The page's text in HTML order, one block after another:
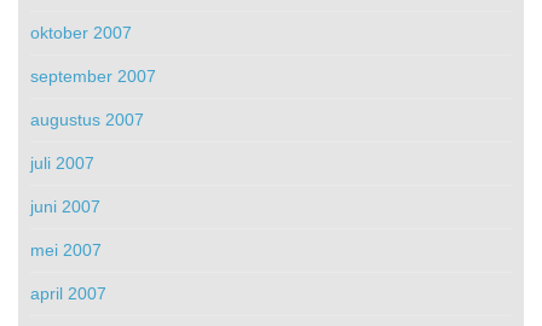
oktober 2007
september 2007
augustus 2007
juli 2007
juni 2007
mei 2007
april 2007